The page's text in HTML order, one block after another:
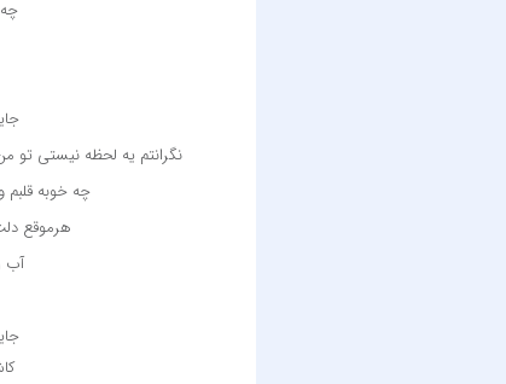
نگرانتم یه لحظه نیستی تو
چه خوبه
هرموقع
آب